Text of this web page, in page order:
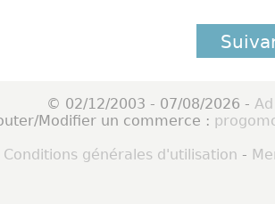
© 02/12/2003 - 07/08/2026 -
Modifier un commerce :
Conditions générales d'utilisation -